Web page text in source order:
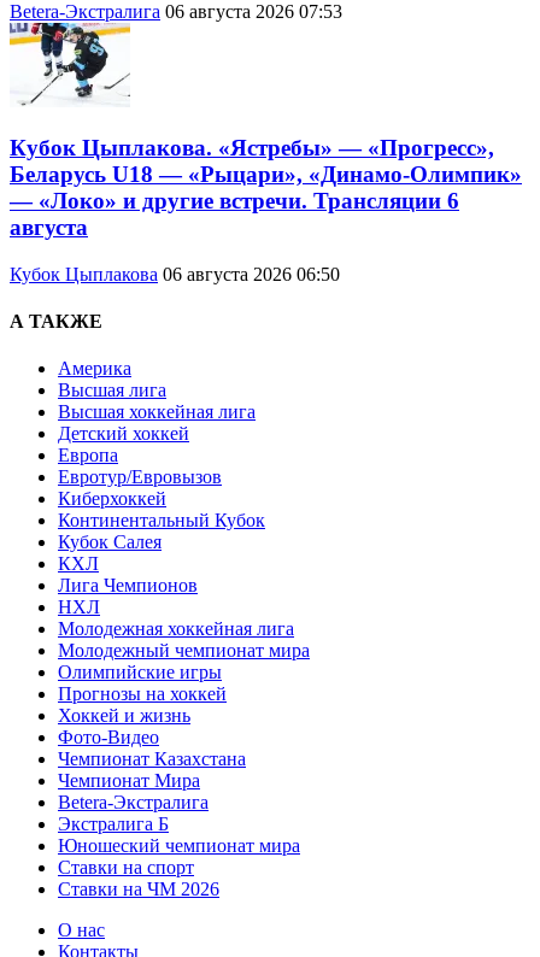
Betera-Экстралига 06 августа 2026 07:53
Кубок Цыплакова. «Ястребы» — «Прогресс»,
Беларусь U18 — «Рыцари», «Динамо-Олимпик»
— «Локо» и другие встречи. Трансляции 6
августа
Кубок Цыплакова 06 августа 2026 06:50
А ТАКЖЕ
Америка
Высшая лига
Высшая хоккейная лига
Детский хоккей
Европа
Евротур/Евровызов
Киберхоккей
Континентальный Кубок
Кубок Салея
КХЛ
Лига Чемпионов
НХЛ
Молодежная хоккейная лига
Молодежный чемпионат мира
Олимпийские игры
Прогнозы на хоккей
Хоккей и жизнь
Фото-Видео
Чемпионат Казахстана
Чемпионат Мира
Betera-Экстралига
Экстралига Б
Юношеский чемпионат мира
Ставки на спорт
Ставки на ЧМ 2026
О нас
Контакты